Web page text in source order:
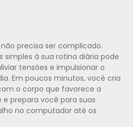
precisa ser complicado.
à sua rotina diária pode
tensões e impulsionar o
Em poucos minutos, você cria
o corpo que favorece a
e prepara você para suas
no computador até os